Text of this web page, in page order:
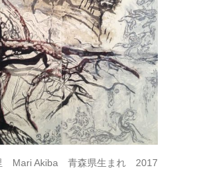
Mari Akiba 青森県生まれ 2017